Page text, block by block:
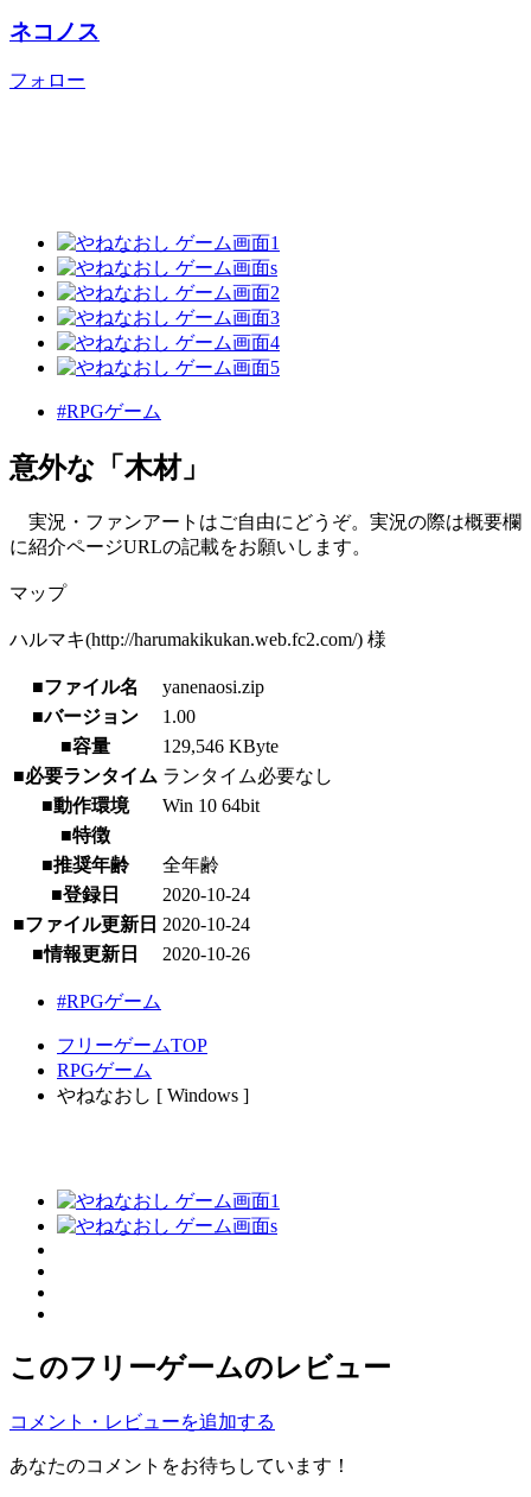
ネコノス
フォロー
#RPGゲーム
意外な「木材」
実況・ファンアートはご自由にどうぞ。実況の際は概要欄
に紹介ページURLの記載をお願いします。
マップ
ハルマキ(http://harumakikukan.web.fc2.com/) 様
■ファイル名
yanenaosi.zip
■バージョン
1.00
■容量
129,546 KByte
■必要ランタイム ランタイム必要なし
■動作環境
Win 10 64bit
■特徴
■推奨年齢
全年齢
■登録日
2020-10-24
■ファイル更新日 2020-10-24
■情報更新日
2020-10-26
#RPGゲーム
フリーゲームTOP
RPGゲーム
やねなおし [ Windows ]
このフリーゲームのレビュー
コメント・レビューを追加する
あなたのコメントをお待ちしています！